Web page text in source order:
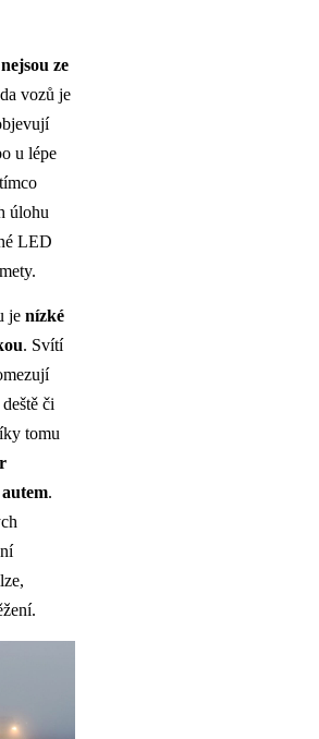
nejsou ze
vozů je
u lépe
úlohu
LED
je nízké
. Svítí
či
tomu
.